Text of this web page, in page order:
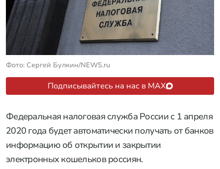
Фото: Сергей Булкин/NEWS.ru
Подписывайтесь на нас в MAX
Федеральная налоговая служба России с 1 апреля
2020 года будет автоматически получать от банков
информацию об открытии и закрытии
электронных кошельков россиян.